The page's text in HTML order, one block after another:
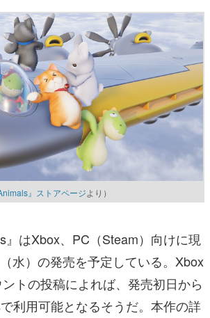
』ストアページより）
はXbox、PC（Steam）向けに現
水）の発売を予定している。Xbox
トの投稿によれば、発売初日から
利用可能となるそうだ。本作の詳